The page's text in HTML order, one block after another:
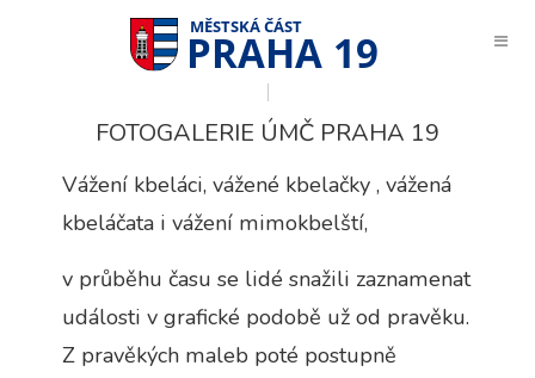
PRAHA 19
FOTOGALERIE ÚMČ PRAHA 19
Vážení kbeláci, vážené kbelačky , vážená
kbeláčata i vážení mimokbelští,
v průběhu času se lidé snažili zaznamenat
události v grafické podobě už od pravěku.
Z pravěkých maleb poté postupně